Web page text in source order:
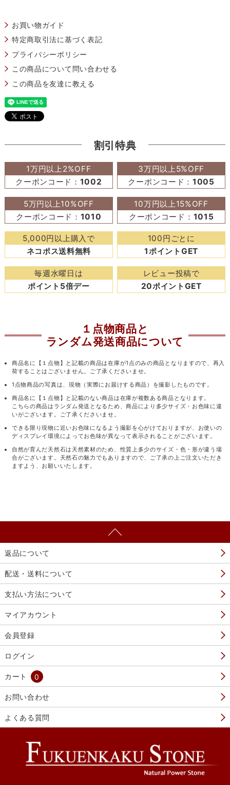
お買い物ガイド
特定商取引法に基づく表記
プライバシーポリシー
この商品について問い合わせる
この商品を友達に教える
割引特典
1万円以上2%OFF
クーポンコード： 1002
3万円以上5%OFF
クーポンコード：1005
5万円以上10%OFF
クーポンコード： 1010
10万円以上15%OFF
クーポンコード： 1015
5,000円以上購入で
ネコポス送料無料
100円ごとに
1ポイントGET
毎週水曜日は
ポイント5倍デー
レビュー投稿で
20ポイントGET
１点物商品と
ランダム発送商品について
商品名に【１点物】と記載の商品は在庫が1点のみの商品となりますので、再入
荷することはございません。ご了承くださいませ。
1点物商品の写真は、現物（実際にお届けする商品）を撮影したものです。
商品名に【１点物】と記載のない商品は在庫が複数ある商品となります。
こちらの商品はランダム発送となるため、商品により多少サイズ・お色味に違
いがございます。ご了承くださいませ。
できる限り現物に近いお色味になるよう撮影を心がけておりますが、お使いの
ディスプレイ環境によってお色味が異なって表示されることがございます。
自然が育んだ天然石は天然素材のため、性質上多少のサイズ・色・形が違う場
合がございます。天然石の魅力でもありますので、ご了承の上ご注文いただき
ますよう、お願いいたします。
返品について
配送・送料について
支払い方法について
マイアカウント
会員登録
ログイン
カート 0
お問い合わせ
よくある質問